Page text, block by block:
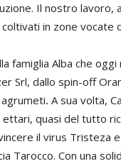
Il nostro
in zone vocate
famiglia Alba che
Srl, dallo spin-off
. A sua volta,
quasi del tutto
il virus Tristeza
Tarocco. Con una